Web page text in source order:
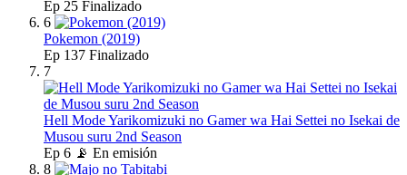
Ep 25 Finalizado
6
Pokemon (2019)
Ep 137 Finalizado
7
Hell Mode Yarikomizuki no Gamer wa Hai Settei no Isekai de
Musou suru 2nd Season
Ep 6 📡 En emisión
8